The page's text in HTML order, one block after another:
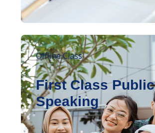
Offline Class
First Class Public
Speaking